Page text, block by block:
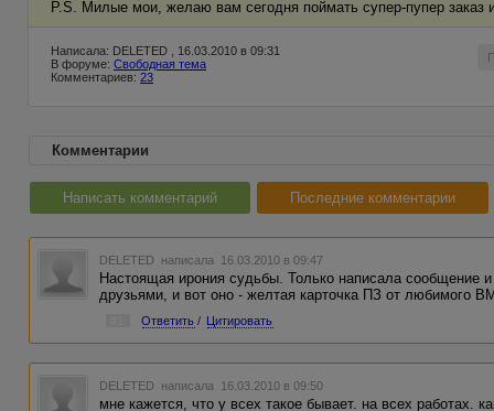
P.S. Милые мои, желаю вам сегодня поймать супер-пупер заказ
Написала: DELETED , 16.03.2010 в 09:31
В форуме: Свободная тема
Комментариев: 23
Комментарии
Написать комментарий Последние комментарии
DELETED написала 16.03.2010 в 09:47
Настоящая ирония судьбы. Только написала сообщение
друзьями, и вот оно - желтая карточка ПЗ от любимого
Ответить / Цитировать
DELETED написала 16.03.2010 в 09:50
мне кажется, что у всех такое бывает. на всех работах.